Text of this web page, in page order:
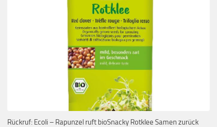
Rückruf: Ecoli – Rapunzel ruft bioSnacky Rotklee Samen zurück